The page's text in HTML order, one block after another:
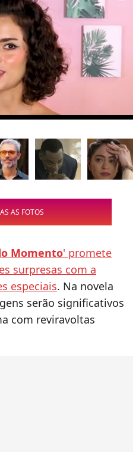
AS FOTOS
Momento' promete
surpresas com a
especiais. Na novela
serão significativos
com reviravoltas